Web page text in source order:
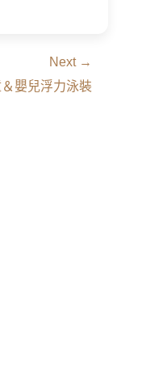
Next →
嬰兒浮力泳裝